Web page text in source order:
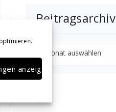
anzeigen
Beitragsarchiv